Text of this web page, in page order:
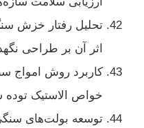
تحلیل رفتار خزش
اثر آن بر طراحی
خواص الاستیک
توسعه بولت‌های